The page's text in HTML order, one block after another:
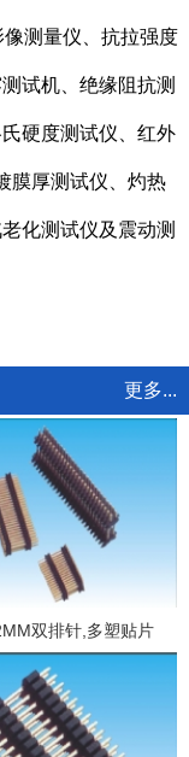
测量仪、抗拉强度
试机、绝缘阻抗测
硬度测试仪、红外
膜厚测试仪、灼热
化测试仪及震动测
更多...
双排针,多塑贴片